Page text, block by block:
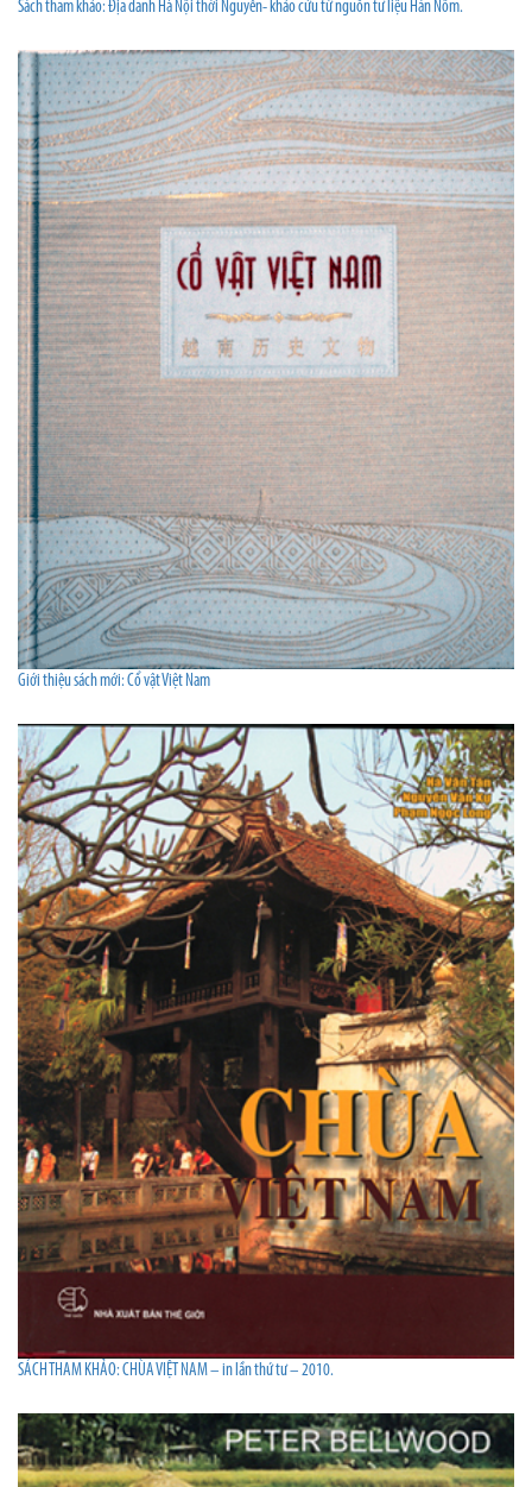
Sách tham khảo: Địa danh Hà Nội thời Nguyễn- khảo cứu từ nguồn tư liệu Hán Nôm.
Giới thiệu sách mới: Cổ vật Việt Nam
SÁCH THAM KHẢO: CHÙA VIỆT NAM – in lần thứ tư – 2010.